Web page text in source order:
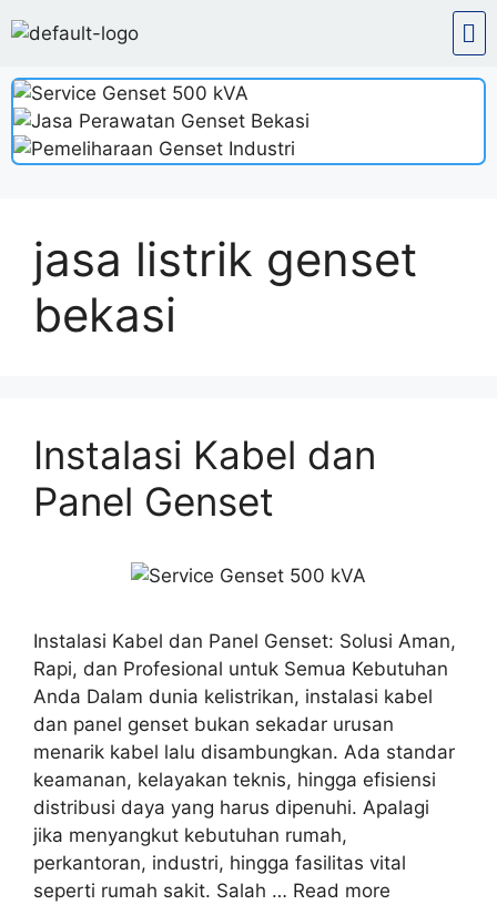
jasa listrik genset
bekasi
Instalasi Kabel dan
Panel Genset
Instalasi Kabel dan Panel Genset: Solusi Aman,
Rapi, dan Profesional untuk Semua Kebutuhan
Anda Dalam dunia kelistrikan, instalasi kabel
dan panel genset bukan sekadar urusan
menarik kabel lalu disambungkan. Ada standar
keamanan, kelayakan teknis, hingga efisiensi
distribusi daya yang harus dipenuhi. Apalagi
jika menyangkut kebutuhan rumah,
perkantoran, industri, hingga fasilitas vital
seperti rumah sakit. Salah … Read more